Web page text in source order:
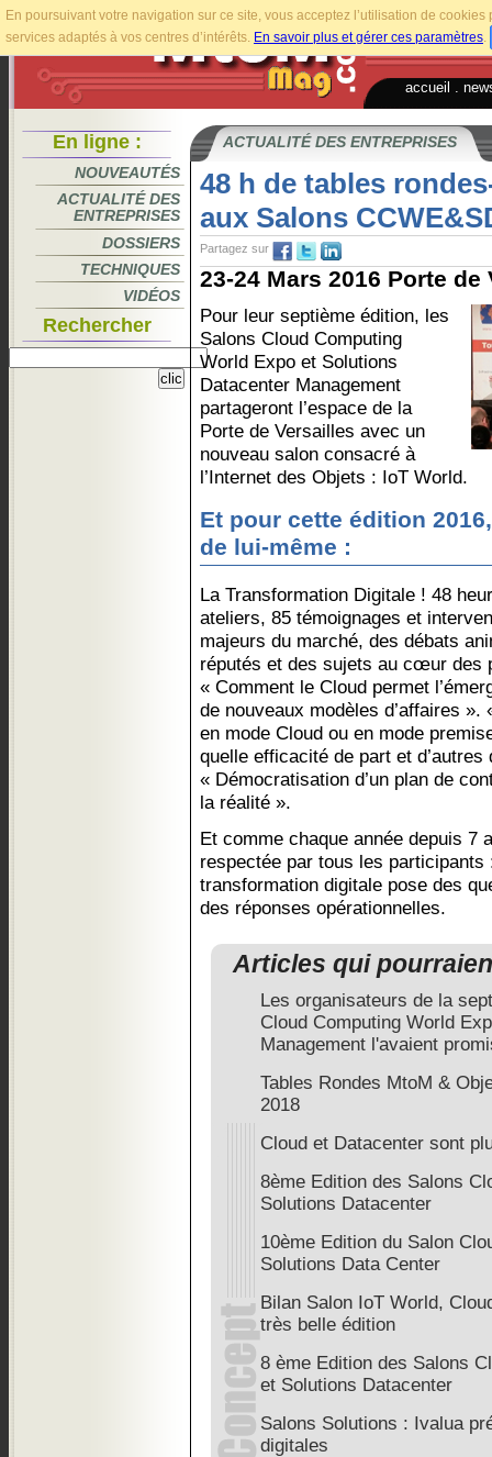
En poursuivant votre navigation sur ce site, vous acceptez l’utilisation de
services adaptés à vos centres d’intérêts. En savoir plus et gérer ces paramètres.
accueil
En ligne :
NOUVEAUTÉS
ACTUALITÉ DES
ENTREPRISES
DOSSIERS
TECHNIQUES
VIDÉOS
Rechercher
ACTUALITÉ DES ENTREPRISES
48 h de tables
aux Salons
Partagez sur
23-24 Mars 2016 Porte
Pour leur septième édition, les
Salons Cloud Computing
World Expo et Solutions
Datacenter Management
partageront l’espace de la
Porte de Versailles avec un
nouveau salon consacré à
l’Internet des Objets : IoT World.
Et pour cette édition
de lui-même :
La Transformation Digitale ! 48
ateliers, 85 témoignages et
majeurs du marché, des débats
réputés et des sujets au cœur des
« Comment le Cloud permet
de nouveaux modèles d’affaires
en mode Cloud ou en mode
quelle efficacité de part et
« Démocratisation d’un plan de
la réalité ».
Et comme chaque année depuis 7
respectée par tous les participants
transformation digitale pose des
des réponses opérationnelles.
Articles qui
Les organisateurs de la
Cloud Computing World
Management l'avaient
Tables Rondes MtoM &
2018
Cloud et Datacenter sont
8ème Edition des Salons
Solutions Datacenter
10ème Edition du Salon
Solutions Data Center
Bilan Salon IoT World,
très belle édition
8 ème Edition des Salons
et Solutions Datacenter
Salons Solutions : Ivalua
digitales